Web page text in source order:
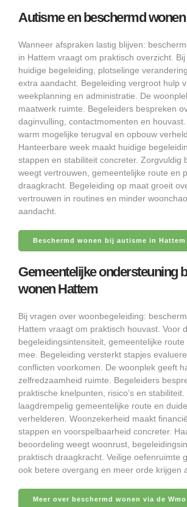
Autisme en beschermd
Wanneer afspraken lastig blijven:
in Hattem vraagt om praktisch overzicht.
huidige begeleiding, plotselinge
extra aandacht. Begeleiding vergroot hulp
weekplanning en administratie. De
maatwerk ruimte. Begeleiders bespreken
daginvulling, contactmomenten en
warm mogelijke terugval en opbouw
Hanteerbare week maakt huidige
stappen en stabiliteit concreter. Zorgvuldig
weegt vertrouwen, gemeentelijke route en
draagkracht. Begeleiding op maat groeit
vertrouwen in routines en minder
aandacht.
Beschermd wonen bij autisme in Hattem
Gemeentelijke ondersteuning
wonen Hattem
Bij vragen over woonbegeleiding:
Hattem vraagt om praktisch houvast. Voor
begeleidingsintensiteit, gemeentelijke route
mee. Begeleiding versterkt stapjes
conflicten voorkomen. De woonplek geeft
zelfredzaamheid ruimte. Begeleiders
praktische knelpunten, risico’s en
laagdrempelig gemeentelijke route en
verhelderen. Woonzekerheid maakt
stappen en voorspelbaarheid concreter.
beoordeling weegt woonrust,
praktisch draagkracht. Veilige oefenruimte
ook betere overgang en meer orde krijgen
Meer over beschermd wonen via de Wmo